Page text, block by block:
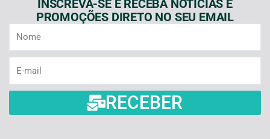
INSCREVA-SE E RECEBA NOTÍCIAS E
PROMOÇÕES DIRETO NO SEU EMAIL
RECEBER